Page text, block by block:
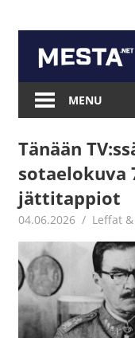
content
Mesta.net
MENU
Tänään
sotaelokuva
jättitappiot
04.06.2026 Jouni
Leffat